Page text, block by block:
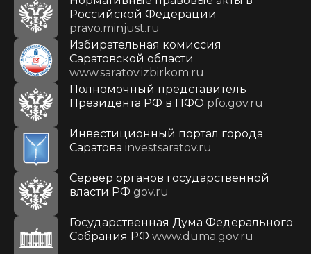
Российской Федерации
pravo.minjust.ru
Избирательная комиссия
Саратовской области
www.saratov.izbirkom.ru
Полномочный представитель
Президента РФ в ПФО pfo.gov.ru
Инвестиционный портал города
Саратова investsaratov.ru
Сервер органов государственной
власти РФ gov.ru
Государственная Дума Федерального
Собрания РФ www.duma.gov.ru